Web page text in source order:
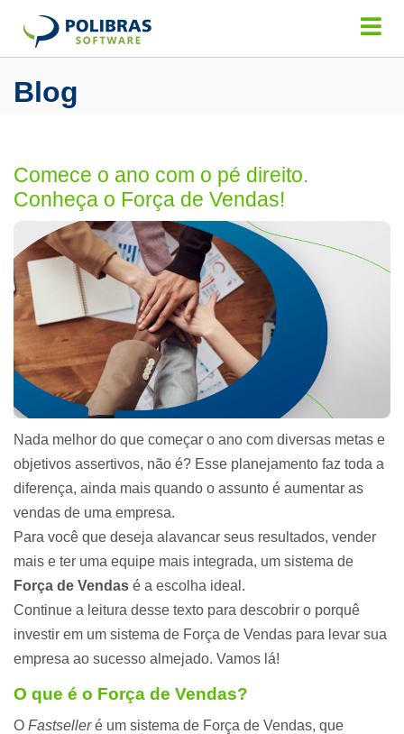
Blog
Comece o ano com o pé direito.
Conheça o Força de Vendas!
Nada melhor do que começar o ano com diversas metas e
objetivos assertivos, não é? Esse planejamento faz toda a
diferença, ainda mais quando o assunto é aumentar as
vendas de uma empresa.
Para você que deseja alavancar seus resultados, vender
mais e ter uma equipe mais integrada, um sistema de
Força de Vendas é a escolha ideal.
Continue a leitura desse texto para descobrir o porquê
investir em um sistema de Força de Vendas para levar sua
empresa ao sucesso almejado. Vamos lá!
O que é o Força de Vendas?
O Fastselleré um sistema de Força de Vendas, que